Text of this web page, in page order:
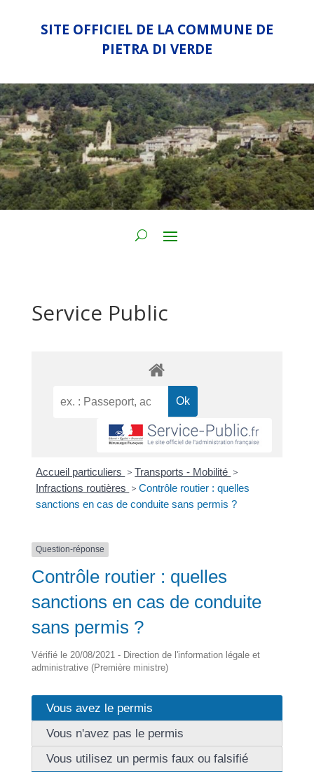
SITE OFFICIEL DE LA COMMUNE DE
PIETRA DI VERDE
Service Public
Accueil particuliers > Transports - Mobilité >
Infractions routières > Contrôle routier : quelles
sanctions en cas de conduite sans permis ?
Question-réponse
Contrôle routier : quelles
sanctions en cas de conduite
sans permis ?
Vérifié le 20/08/2021 - Direction de l'information légale et
administrative (Première ministre)
Vous avez le permis
Vous n'avez pas le permis
Vous utilisez un permis faux ou falsifié